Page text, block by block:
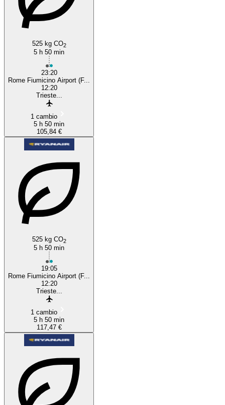
525 kg CO2
5 h 50 min
23:20
Rome Fiumicino Airport (F...
12:20
Trieste...
1 cambio
5 h 50 min
105,84 €
525 kg CO2
5 h 50 min
19:05
Rome Fiumicino Airport (F...
12:20
Trieste...
1 cambio
5 h 50 min
117,47 €